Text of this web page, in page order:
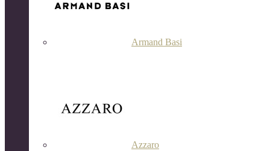
Armand Basi
Azzaro